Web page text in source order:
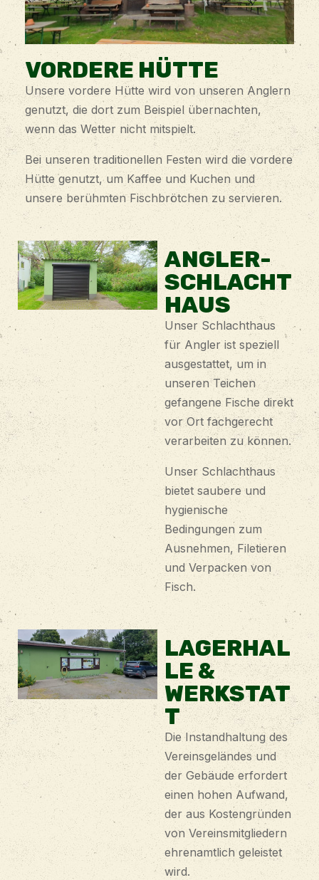
VORDERE HÜTTE
Unsere vordere Hütte wird von unseren Anglern
genutzt, die dort zum Beispiel übernachten,
wenn das Wetter nicht mitspielt.
Bei unseren traditionellen Festen wird die vordere
Hütte genutzt, um Kaffee und Kuchen und
unsere berühmten Fischbrötchen zu servieren.
ANGLER-
SCHLACHT
HAUS
Unser Schlachthaus
für Angler ist speziell
ausgestattet, um in
unseren Teichen
gefangene Fische direkt
vor Ort fachgerecht
verarbeiten zu können.
Unser Schlachthaus
bietet saubere und
hygienische
Bedingungen zum
Ausnehmen, Filetieren
und Verpacken von
Fisch.
LAGERHAL
LE &
WERKSTAT
T
Die Instandhaltung des
Vereinsgeländes und
der Gebäude erfordert
einen hohen Aufwand,
der aus Kostengründen
von Vereinsmitgliedern
ehrenamtlich geleistet
wird.